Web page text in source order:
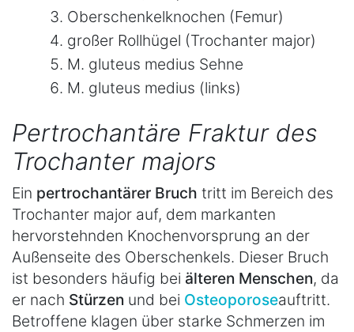
Oberschenkelknochen (Femur)
großer Rollhügel (Trochanter major)
M. gluteus medius Sehne
M. gluteus medius (links)
Pertrochantäre Fraktur des
Trochanter majors
Ein pertrochantärer Bruch tritt im Bereich des
Trochanter major auf, dem markanten
hervorstehnden Knochenvorsprung an der
Außenseite des Oberschenkels. Dieser Bruch
ist besonders häufig bei älteren Menschen, da
er nach Stürzen und bei Osteoporoseauftritt.
Betroffene klagen über starke Schmerzen im